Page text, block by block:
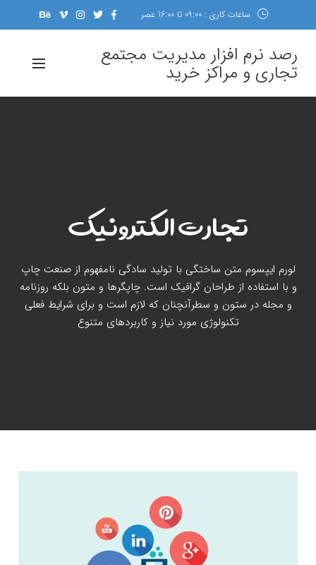
ساعات کاری : 09:00 تا 16:00 عصر
رصد نرم افزار مدیریت مجتمع
تجاری و مراکز خرید
تجارت الکترونیک
لورم ایپسوم متن ساختگی با تولید سادگی نامفهوم از صنعت چاپ
و با استفاده از طراحان گرافیک است. چاپگرها و متون بلکه روزنامه
و مجله در ستون و سطرآنچنان که لازم است و برای شرایط فعلی
تکنولوژی مورد نیاز و کاربردهای متنوع